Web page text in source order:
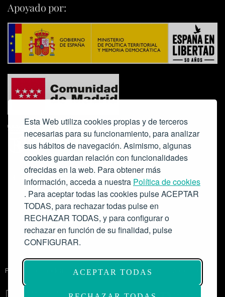
Esta Web utiliza cookies propias y de terceros
necesarias para su funcionamiento, para analizar
sus hábitos de navegación. Asimismo, algunas
cookies guardan relación con funcionalidades
ofrecidas en la web. Para obtener más
información, acceda a nuestra Política de cookies
. Para aceptar todas las cookies pulse ACEPTAR
TODAS, para rechazar todas pulse en
RECHAZAR TODAS, y para configurar o
rechazar en función de su finalidad, pulse
CONFIGURAR.
ACEPTAR TODAS
Apoyado por:
Colabora:
Proyecto de modernización de infraestructuras y digitalización del
Salón de Actos del Ateneo de Madrid como espacio escénico-musical.
Subvención: 175.000€